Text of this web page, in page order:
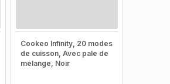
Cookeo Infinity, 20 modes
de cuisson, Avec pale de
mélange, Noir